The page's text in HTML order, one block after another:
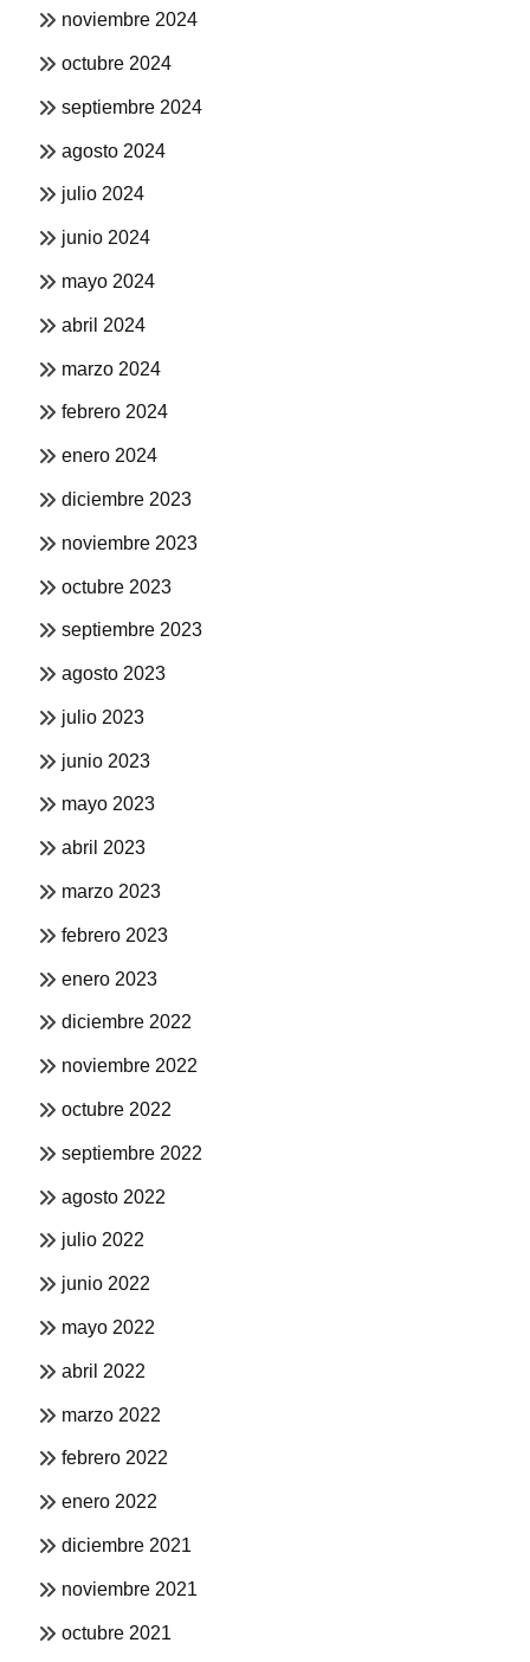
noviembre 2024
octubre 2024
septiembre 2024
agosto 2024
julio 2024
junio 2024
mayo 2024
abril 2024
marzo 2024
febrero 2024
enero 2024
diciembre 2023
noviembre 2023
octubre 2023
septiembre 2023
agosto 2023
julio 2023
junio 2023
mayo 2023
abril 2023
marzo 2023
febrero 2023
enero 2023
diciembre 2022
noviembre 2022
octubre 2022
septiembre 2022
agosto 2022
julio 2022
junio 2022
mayo 2022
abril 2022
marzo 2022
febrero 2022
enero 2022
diciembre 2021
noviembre 2021
octubre 2021